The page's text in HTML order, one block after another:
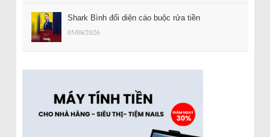
Shark Bình đối diện cáo buộc rửa tiền
05/08/2026